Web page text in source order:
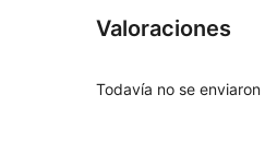
Valoraciones
Todavía no se enviaron